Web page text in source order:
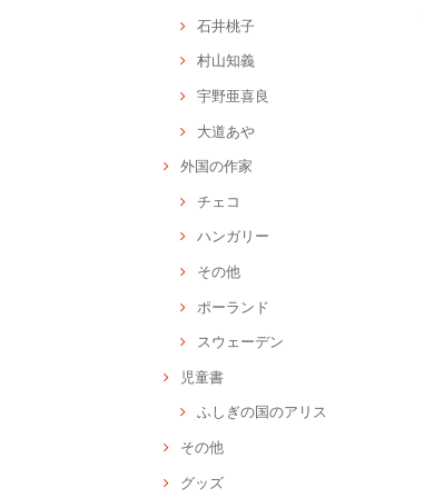
石井桃子
村山知義
宇野亜喜良
大道あや
外国の作家
チェコ
ハンガリー
その他
ポーランド
スウェーデン
児童書
ふしぎの国のアリス
その他
グッズ